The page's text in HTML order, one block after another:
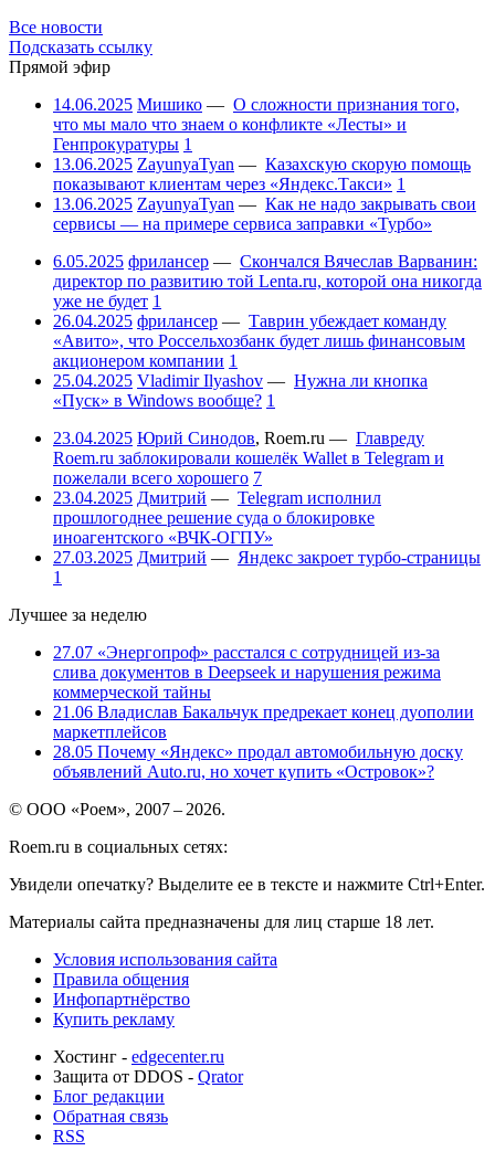
Все новости
Подсказать ссылку
Прямой эфир
14.06.2025 Мишико — О сложности признания того,
что мы мало что знаем о конфликте «Лесты» и
Генпрокуратуры 1
13.06.2025 ZayunyaTyan — Казахскую скорую помощь
показывают клиентам через «Яндекс.Такси» 1
13.06.2025 ZayunyaTyan — Как не надо закрывать свои
сервисы — на примере сервиса заправки «Турбо»
6.05.2025 фрилансер — Скончался Вячеслав Варванин:
директор по развитию той Lenta.ru, которой она никогда
уже не будет 1
26.04.2025 фрилансер — Таврин убеждает команду
«Авито», что Россельхозбанк будет лишь финансовым
акционером компании 1
25.04.2025 Vladimir Ilyashov — Нужна ли кнопка
«Пуск» в Windows вообще? 1
23.04.2025 Юрий Синодов, Roem.ru — Главреду
Roem.ru заблокировали кошелёк Wallet в Telegram и
пожелали всего хорошего 7
23.04.2025 Дмитрий — Telegram исполнил
прошлогоднее решение суда о блокировке
иноагентского «ВЧК-ОГПУ»
27.03.2025 Дмитрий — Яндекс закроет турбо-страницы
1
Лучшее за неделю
27.07 «Энергопроф» расстался с сотрудницей из-за
слива документов в Deepseek и нарушения режима
коммерческой тайны
21.06 Владислав Бакальчук предрекает конец дуополии
маркетплейсов
28.05 Почему «Яндекс» продал автомобильную доску
объявлений Auto.ru, но хочет купить «Островок»?
© ООО «Роем», 2007 – 2026.
Roem.ru в социальных сетях:
Увидели опечатку? Выделите ее в тексте и нажмите Ctrl+Enter.
Материалы сайта предназначены для лиц старше 18 лет.
Условия использования сайта
Правила общения
Инфопартнёрство
Купить рекламу
Хостинг - edgecenter.ru
Защита от DDOS - Qrator
Блог редакции
Обратная связь
RSS